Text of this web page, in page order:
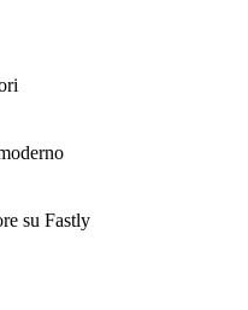
su Fastly